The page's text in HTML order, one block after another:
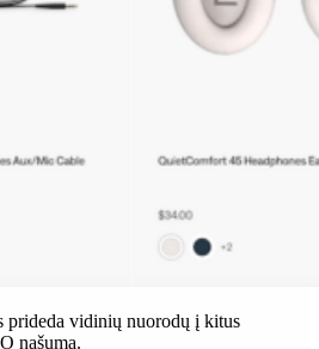
prideda vidinių nuorodų į kitus
našumą.